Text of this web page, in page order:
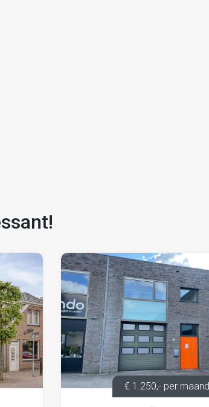
BTW.
€ 1.250,- per maand